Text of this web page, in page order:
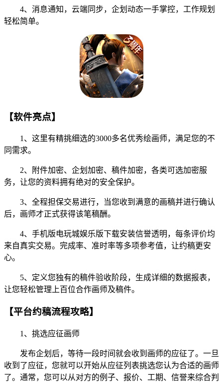
4、消息通知，云端同步，企划动态一手掌控，工作规划
轻松简单。
【软件亮点】
1、这里有精挑细选的3000多名优秀绘画师，满足您的不
同需求。
2、附件加密、企划加密、稿件加密，各类可选加密服
务，让您的资料拥有绝对的安全保护。
3、全程担保交易进行，当您收到满意的画稿并进行确认
后，画师才正式获得该笔稿酬。
4、手机版电玩城娱乐版下载安装信誉透明，每条评价均
来自真实交易。完成率、准时率等多项参考值，让约稿更安
心。
5、定义您独有的稿件验收阶段，生成详细的数据报表，
让您轻松管理上百位合作画师及稿件。
【平台约稿流程攻略】
1、挑选应征画师
发布企划后，等待一段时间就会收到画师的应征了。一旦
收到了应征，您就可以开始从应征列表挑选您认为合适的画师
了。通常，您可以从对方的例子、报价、工期、信誉来综合判